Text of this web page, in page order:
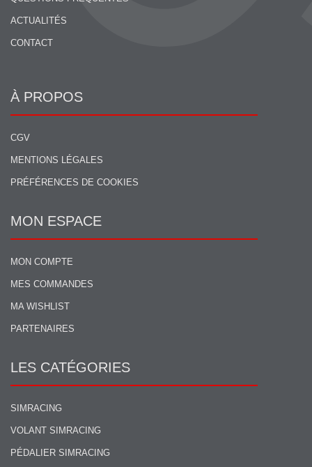
ACTUALITÉS
CONTACT
À PROPOS
CGV
MENTIONS LÉGALES
PRÉFÉRENCES DE COOKIES
MON ESPACE
MON COMPTE
MES COMMANDES
MA WISHLIST
PARTENAIRES
LES CATÉGORIES
SIMRACING
VOLANT SIMRACING
PÉDALIER SIMRACING